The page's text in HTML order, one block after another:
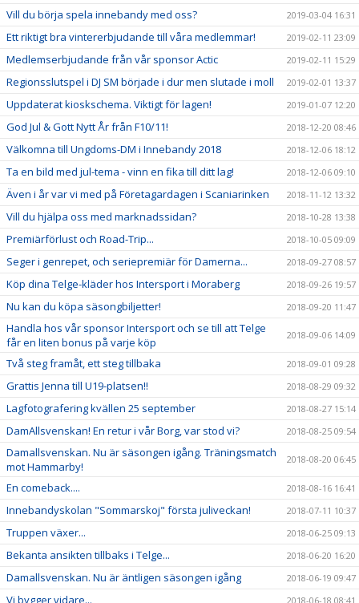
Vill du börja spela innebandy med oss? 2019-03-04 16:31
Ett riktigt bra vintererbjudande till våra medlemmar! 2019-02-11 23:09
Medlemserbjudande från vår sponsor Actic 2019-02-11 15:29
Regionsslutspel i DJ SM började i dur men slutade i moll 2019-02-01 13:37
Uppdaterat kioskschema. Viktigt för lagen! 2019-01-07 12:20
God Jul & Gott Nytt År från F10/11! 2018-12-20 08:46
Välkomna till Ungdoms-DM i Innebandy 2018 2018-12-06 18:12
Ta en bild med jul-tema - vinn en fika till ditt lag! 2018-12-06 09:10
Även i år var vi med på Företagardagen i Scaniarinken 2018-11-12 13:32
Vill du hjälpa oss med marknadssidan? 2018-10-28 13:38
Premiärförlust och Road-Trip... 2018-10-05 09:09
Seger i genrepet, och seriepremiär för Damerna... 2018-09-27 08:57
Köp dina Telge-kläder hos Intersport i Moraberg 2018-09-26 19:57
Nu kan du köpa säsongbiljetter! 2018-09-20 11:47
Handla hos vår sponsor Intersport och se till att Telge
får en liten bonus på varje köp
2018-09-06 14:09
Två steg framåt, ett steg tillbaka 2018-09-01 09:28
Grattis Jenna till U19-platsen!! 2018-08-29 09:32
Lagfotografering kvällen 25 september 2018-08-27 15:14
DamAllsvenskan! En retur i vår Borg, var stod vi? 2018-08-25 09:54
Damallsvenskan. Nu är säsongen igång. Träningsmatch
mot Hammarby!
2018-08-20 06:45
En comeback.... 2018-08-16 16:41
Innebandyskolan "Sommarskoj" första juliveckan! 2018-07-11 10:37
Truppen växer... 2018-06-25 09:13
Bekanta ansikten tillbaks i Telge... 2018-06-20 16:20
Damallsvenskan. Nu är äntligen säsongen igång 2018-06-19 09:47
Vi bygger vidare... 2018-06-18 08:41